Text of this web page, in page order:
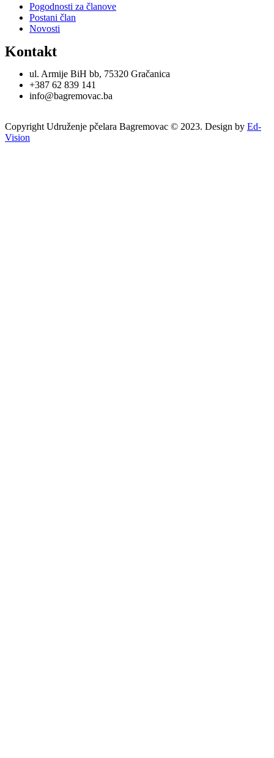
Pogodnosti za članove
Postani član
Novosti
Kontakt
ul. Armije BiH bb, 75320 Gračanica
+387 62 839 141
info@bagremovac.ba
Copyright Udruženje pčelara Bagremovac © 2023. Design by Ed-
Vision